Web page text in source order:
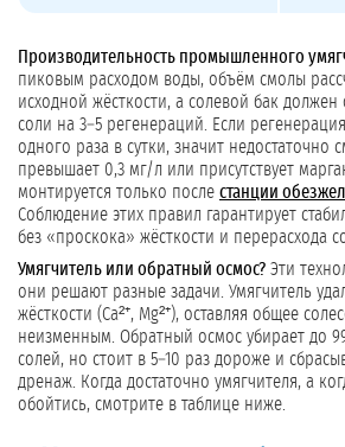
Производительность промышленного
пиковым расходом воды, объём смолы
исходной жёсткости, а солевой бак должен
соли на 3–5 регенераций. Если
одного раза в сутки, значит недостаточно
превышает 0,3 мг/л или присутствует
монтируется только после станции
Соблюдение этих правил гарантирует
без «проскока» жёсткости и перерасхода
Умягчитель или обратный осмос? Эти
они решают разные задачи. Умягчитель
жёсткости (Ca²⁺, Mg²⁺), оставляя общее
неизменным. Обратный осмос убирает до
солей, но стоит в 5–10 раз дороже и
дренаж. Когда достаточно умягчителя, а
обойтись, смотрите в таблице ниже.